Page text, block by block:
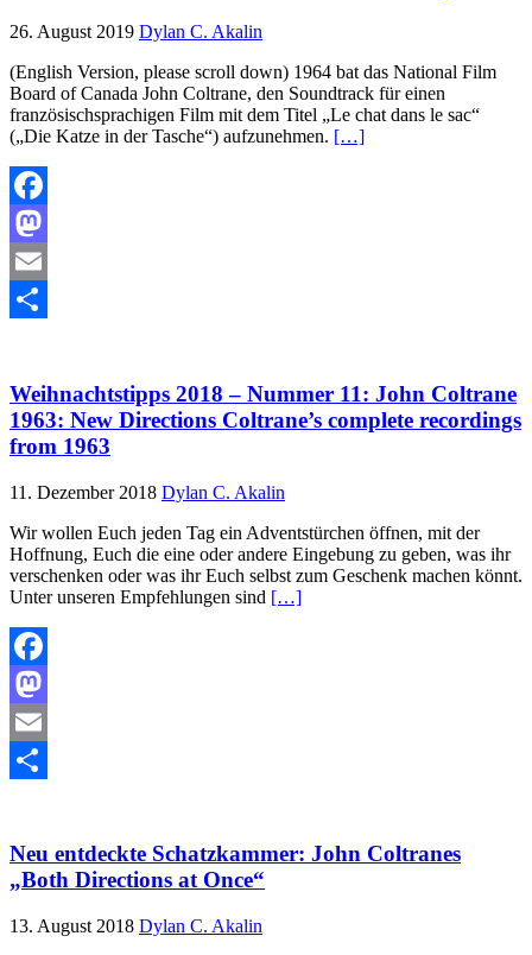
26. August 2019 Dylan C. Akalin
(English Version, please scroll down) 1964 bat das National Film
Board of Canada John Coltrane, den Soundtrack für einen
französischsprachigen Film mit dem Titel „Le chat dans le sac“
(„Die Katze in der Tasche“) aufzunehmen. […]
Facebook
Mastodon
Email
Weihnachtstipps 2018 – Nummer 11: John Coltrane
1963: New Directions Coltrane’s complete recordings
from 1963
11. Dezember 2018 Dylan C. Akalin
Wir wollen Euch jeden Tag ein Adventstürchen öffnen, mit der
Hoffnung, Euch die eine oder andere Eingebung zu geben, was ihr
verschenken oder was ihr Euch selbst zum Geschenk machen könnt.
Unter unseren Empfehlungen sind […]
Facebook
Mastodon
Email
Neu entdeckte Schatzkammer: John Coltranes
„Both Directions at Once“
13. August 2018 Dylan C. Akalin